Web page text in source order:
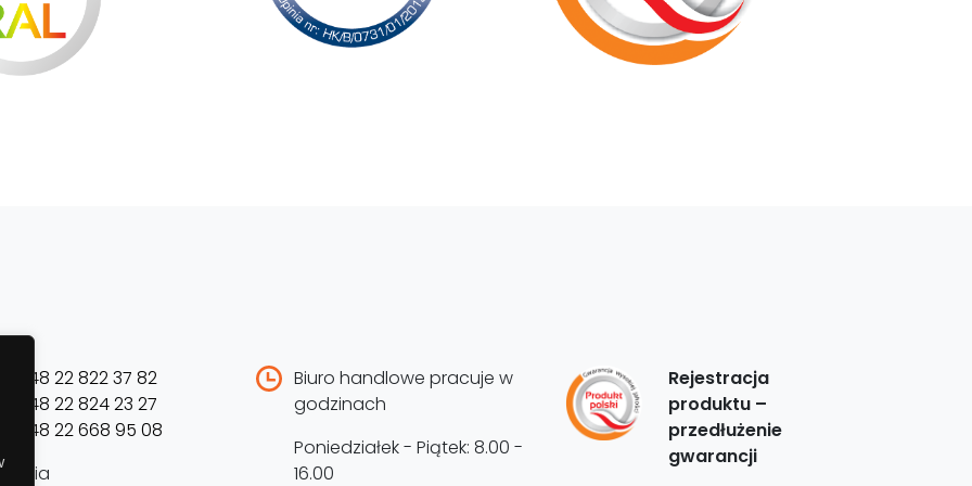
+48 22 822 37 82
+48 22 824 23 27
+48 22 668 95 08
Biuro handlowe pracuje w
godzinach
Poniedziałek - Piątek: 8.00 -
16.00
Rejestracja
produktu –
przedłużenie
gwarancji